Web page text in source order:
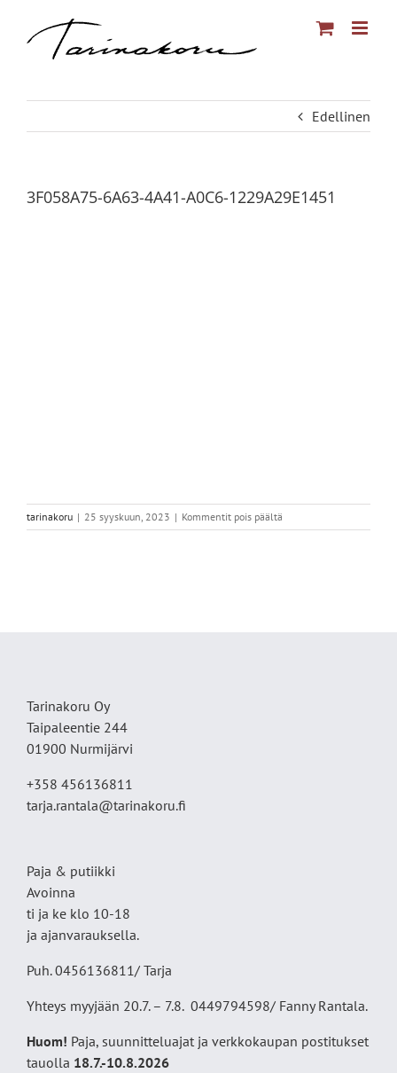
Edellinen
3F058A75-6A63-4A41-A0C6-1229A29E1451
tarinakoru | 25 syyskuun, 2023 | Kommentit pois päältä
3F058A75-
Tarinakoru Oy
Taipaleentie 244
01900 Nurmijärvi
+358 456136811
tarja.rantala@tarinakoru.fi
Paja & putiikki
Avoinna
ti ja ke klo 10-18
ja ajanvarauksella.
Puh. 0456136811/ Tarja
Yhteys myyjään 20.7. – 7.8. 0449794598/ Fanny Rantala.
Huom! Paja, suunnitteluajat ja verkkokaupan postitukset
tauolla 18.7.-10.8.2026